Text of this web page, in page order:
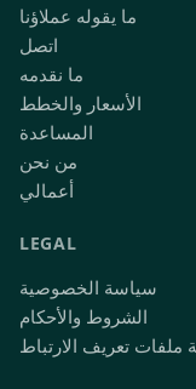
ما يقوله عملاؤنا
اتصل
ما نقدمه
الأسعار والخطط
المساعدة
من نحن
أعمالي
LEGAL
سياسة الخصوصية
الشروط والأحكام
ملفات تعريف الارتباط